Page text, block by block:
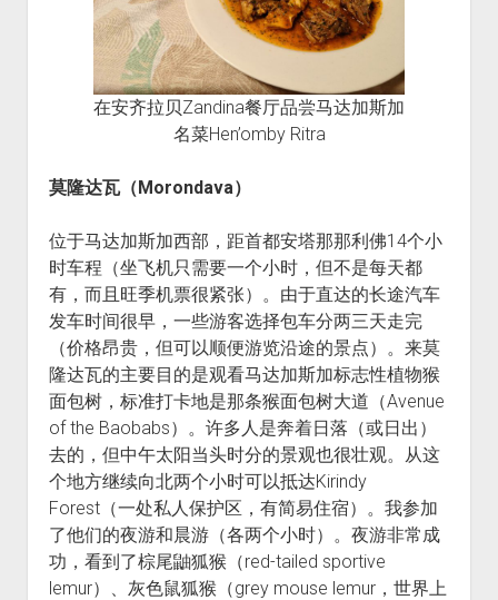
在安齐拉贝Zandina餐厅品尝马达加斯加
名菜Hen’omby Ritra
莫隆达瓦（Morondava）
位于马达加斯加西部，距首都安塔那那利佛14个小
时车程（坐飞机只需要一个小时，但不是每天都
有，而且旺季机票很紧张）。由于直达的长途汽车
发车时间很早，一些游客选择包车分两三天走完
（价格昂贵，但可以顺便游览沿途的景点）。来莫
隆达瓦的主要目的是观看马达加斯加标志性植物猴
面包树，标准打卡地是那条猴面包树大道（Avenue
of the Baobabs）。许多人是奔着日落（或日出）
去的，但中午太阳当头时分的景观也很壮观。从这
个地方继续向北两个小时可以抵达Kirindy
Forest（一处私人保护区，有简易住宿）。我参加
了他们的夜游和晨游（各两个小时）。夜游非常成
功，看到了棕尾鼬狐猴（red-tailed sportive
lemur）、灰色鼠狐猴（grey mouse lemur，世界上